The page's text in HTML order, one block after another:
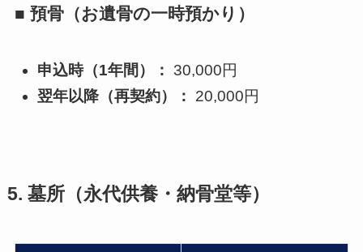
■ 預骨（お遺骨の一時預かり）
申込時（1年間）： 30,000円
翌年以降（再契約）：
20,000円
5. 墓所（永代供養・納骨堂等）